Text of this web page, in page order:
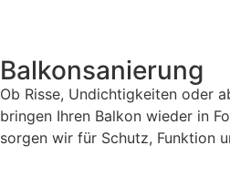
Balkonsanierung
Ob Risse, Undichtigkeiten oder
bringen Ihren Balkon wieder in
sorgen wir für Schutz, Funktion